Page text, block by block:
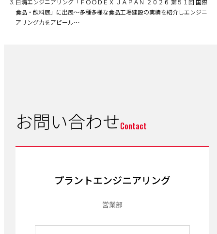
日清エンジニアリング「ＦＯＯＤＥＸ ＪＡＰＡＮ ２０２６ 第５１回 国際
食品・飲料展」に出展～多種多様な食品工場建設の実績を紹介しエンジニ
アリング力をアピール～
お問い合わせContact
プラントエンジニアリング
営業部